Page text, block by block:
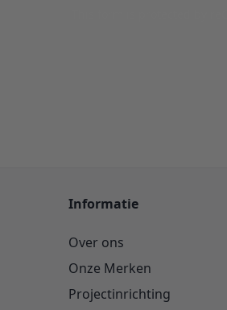
Informatie
Over ons
Onze Merken
Projectinrichting